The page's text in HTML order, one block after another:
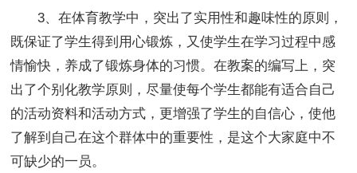
3、在体育教学中，突出了实用性和趣味性的原则，
既保证了学生得到用心锻炼，又使学生在学习过程中感
情愉快，养成了锻炼身体的习惯。在教案的编写上，突
出了个别化教学原则，尽量使每个学生都能有适合自己
的活动资料和活动方式，更增强了学生的自信心，使他
了解到自己在这个群体中的重要性，是这个大家庭中不
可缺少的一员。